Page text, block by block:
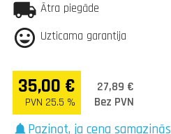
Ātra piegāde
Uzticama garantija
35,00 €
PVN 25.5 %
27,89 €
Bez PVN
notificationsPaziņot, ja cena samazinās